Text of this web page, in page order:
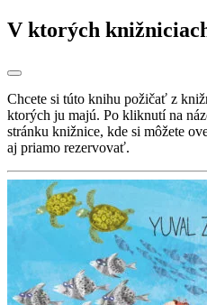
V ktorých
Chcete si túto knihu požičať z
ktorých ju majú. Po kliknutí na
stránku knižnice, kde si môžete
aj priamo rezervovať.